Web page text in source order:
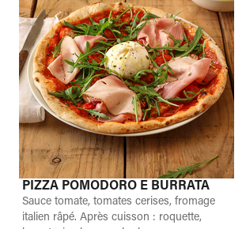
PIZZA POMODORO E BURRATA
Sauce tomate, tomates cerises, fromage
italien râpé. Après cuisson : roquette,